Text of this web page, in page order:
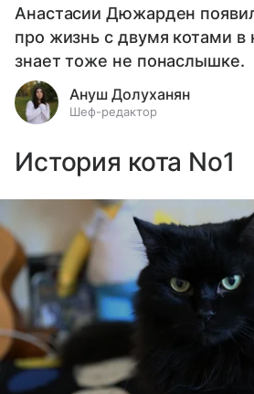
Анастасии Дюжарден
про жизнь с двумя котами в
знает тоже не понаслышке.
Ануш Долуханян
Шеф-редактор
История кота No1